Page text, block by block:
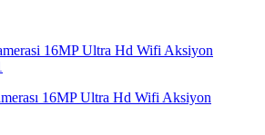
16MP Ultra Hd Wifi Aksiyon